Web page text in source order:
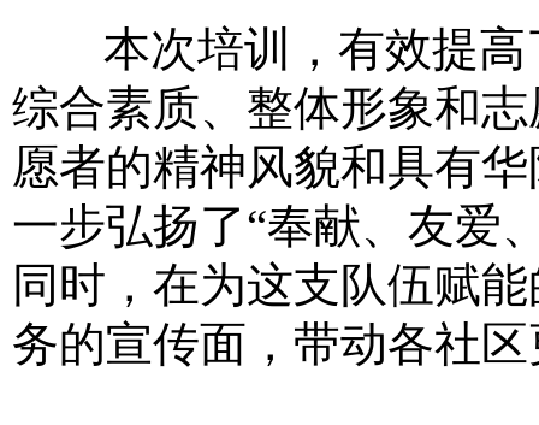
本次培训，有效提高
综合素质、整体形象和
愿者的精神风貌和具有
一步弘扬了“奉献、友爱
同时，在为这支队伍赋
务的宣传面，带动各社